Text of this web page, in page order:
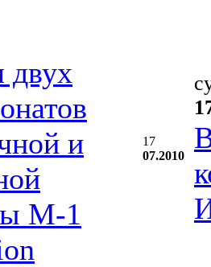
двух
и
М-1
17
07.2010